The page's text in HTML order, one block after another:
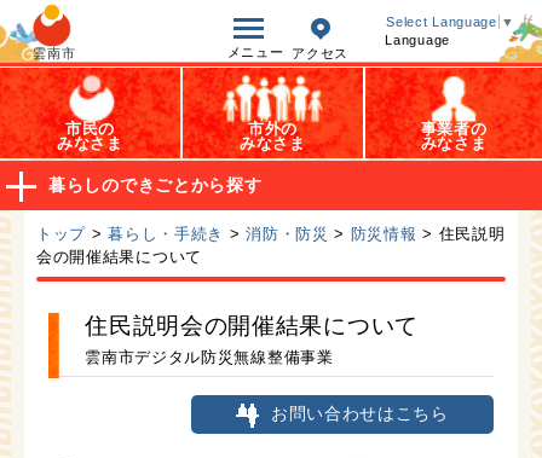
雲南市 メニュー アクセス
Select Language ▼
Language
オープンデータ
市民の
みなさま
市外の
みなさま
事業者の
みなさま
暮らしのできごとから探す
トップ >暮らし・手続き >消防・防災 > 防災情報 > 住民説明
会の開催結果について
住民説明会の開催結果について
雲南市デジタル防災無線整備事業
お問い合わせはこちら